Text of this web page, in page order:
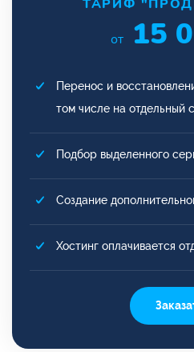
ТАРИФ
от 15
Перенос и
том числе на отдельный
Подбор выделенного
Создание
Хостинг оплачивается